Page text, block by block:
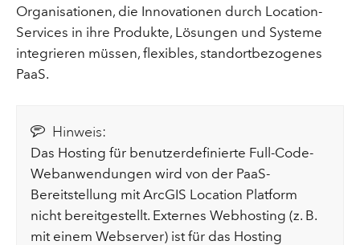
Organisationen, die Innovationen durch Location-
Services in ihre Produkte, Lösungen und Systeme
integrieren müssen, flexibles, standortbezogenes
PaaS.
Hinweis:
Das Hosting für benutzerdefinierte Full-Code-
Webanwendungen wird von der PaaS-
Bereitstellung mit ArcGIS Location Platform
nicht bereitgestellt. Externes Webhosting (z. B.
mit einem Webserver) ist für das Hosting